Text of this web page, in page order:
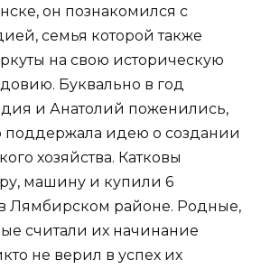
он познакомился с
семья которой также
на свою историческую
Буквально в год
и Анатолий поженились,
поддержала идею о создании
хозяйства. Катковы
машину и купили 6
Лямбирском районе. Родные,
считали их начинание
не верил в успех их